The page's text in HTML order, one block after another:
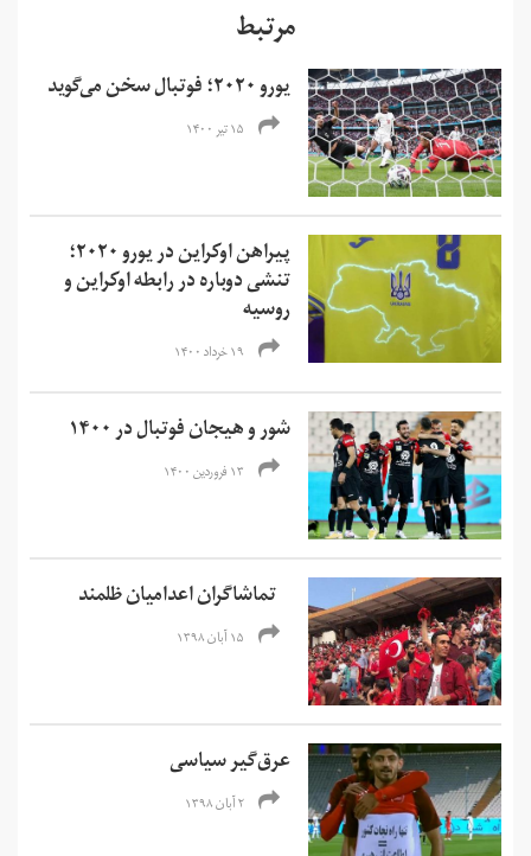
مرتبط
یورو ۲۰۲۰؛ فوتبال سخن می‌گوید
۱۵ تیر ۱۴۰۰
پیراهن اوکراین در یورو ۲۰۲۰؛
تنشی دوباره در رابطه اوکراین و
روسیه
۱۹ خرداد ۱۴۰۰
شور و هیجان فوتبال در ۱۴۰۰
۱۳ فروردین ۱۴۰۰
تماشاگران اعدامیان ظلمند
۱۵ آبان ۱۳۹۸
عرق­‌گیر سیاسی
۲ آبان ۱۳۹۸